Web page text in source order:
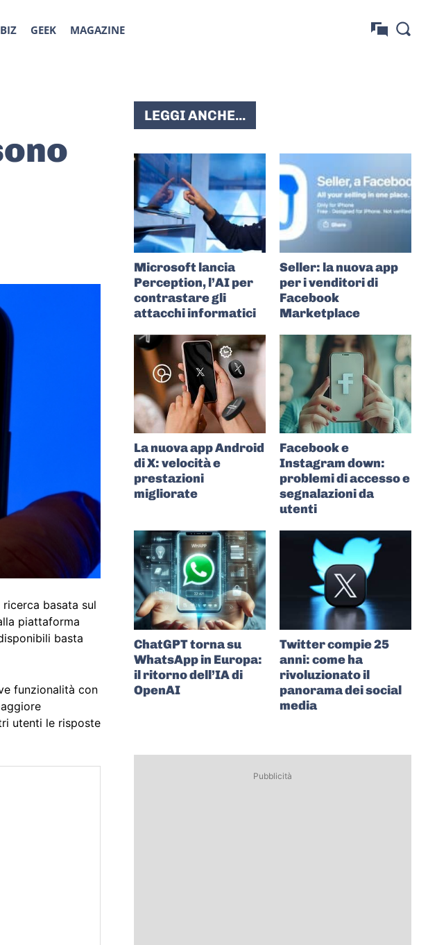
BIZ GEEK MAGAZINE
basata sul
piattaforma
basta
funzionalità con
utenti le risposte
LEGGI ANCHE...
Microsoft lancia
Perception, l’AI per
contrastare gli
attacchi informatici
Seller: la nuova app
per i venditori di
Facebook
Marketplace
La nuova app Android
di X: velocità e
prestazioni
migliorate
Facebook e
Instagram down:
problemi di accesso e
segnalazioni da
utenti
ChatGPT torna su
WhatsApp in Europa:
il ritorno dell’IA di
OpenAI
Twitter compie 25
anni: come ha
rivoluzionato il
panorama dei social
media
Pubblicità